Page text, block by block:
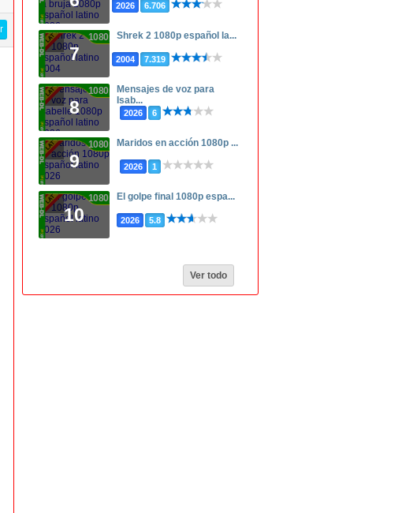
2026 6.706
7
1080p Shrek 2 1080p español la...
2004 7.319
8
1080p
Mensajes de voz para
Isab...
2026 6
9
1080p Maridos en acción 1080p ...
2026 1
10
1080p El golpe final 1080p espa...
2026 5.8
Ver todo